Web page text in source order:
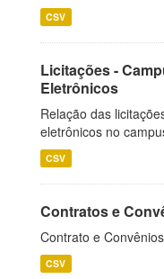
CSV
Licitações -
Eletrônicos
Relação das
eletrônicos no
CSV
Contratos e
Contrato e Convênios
CSV